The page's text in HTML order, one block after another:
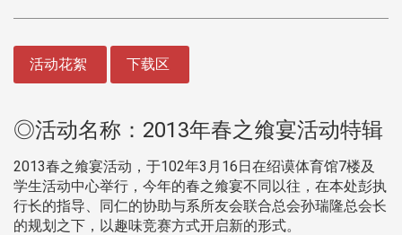
活动花絮 下载区
◎活动名称：2013年春之飨宴活动特辑
2013春之飨宴活动，于102年3月16日在绍谟体育馆7楼及
学生活动中心举行，今年的春之飨宴不同以往，在本处彭执
行长的指导、同仁的协助与系所友会联合总会孙瑞隆总会长
的规划之下，以趣味竞赛方式开启新的形式。